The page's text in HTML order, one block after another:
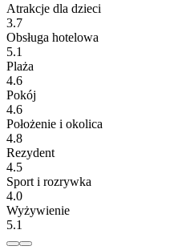
Atrakcje dla dzieci
3.7
Obsługa hotelowa
5.1
Plaża
4.6
Pokój
4.6
Położenie i okolica
4.8
Rezydent
4.5
Sport i rozrywka
4.0
Wyżywienie
5.1